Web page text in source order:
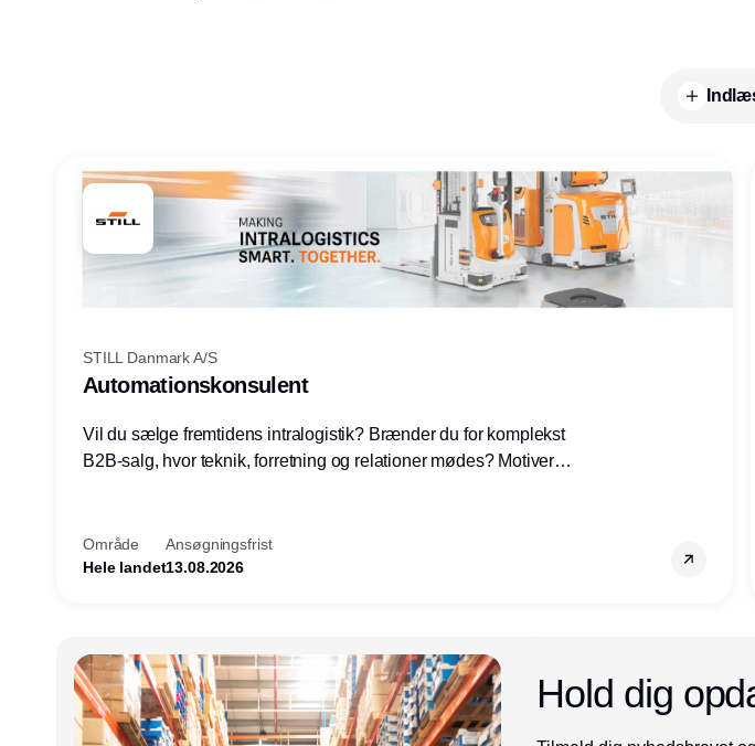
STILL Danmark A/S
Automationskonsulent
Vil du sælge fremtidens intralogistik? Brænder du for komplekst
B2B-salg, hvor teknik, forretning og relationer mødes? Motiveres
nogle af Danmarks mest spændende produktions- og
logistikvirksomheder?
Område
Hele landet
Ansøgningsfrist
13.08.2026
Hold dig